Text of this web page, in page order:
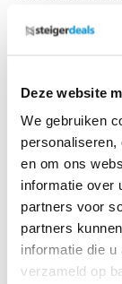
Deze website
We gebruiken
en om ons
informatie over
partners voor
partners
informatie die
verzameld op
verrekend zodra
— je hoeft dan
Heb je een
Voer deze in
bij het invullen
automatisch
Werkt je